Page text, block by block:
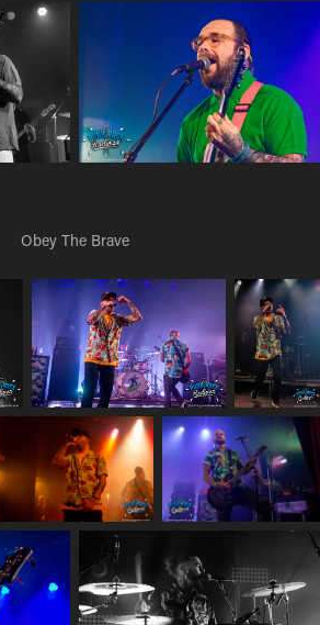
Obey The Brave